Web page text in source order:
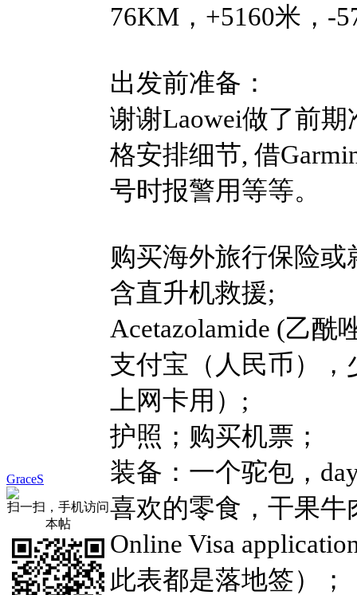
GraceS
扫一扫，手机访问
本帖
76KM，+5160米，-
出发前准备：
谢谢Laowei做了前
格安排细节, 借
号时报警用等等。
购买海外旅行保险
含直升机救援;
Acetazolamide (乙
支付宝（人民币）
上网卡用）;
护照；购买机票；
装备：一个驼包，
喜欢的零食，干果
Online Visa
此表都是落地签）；